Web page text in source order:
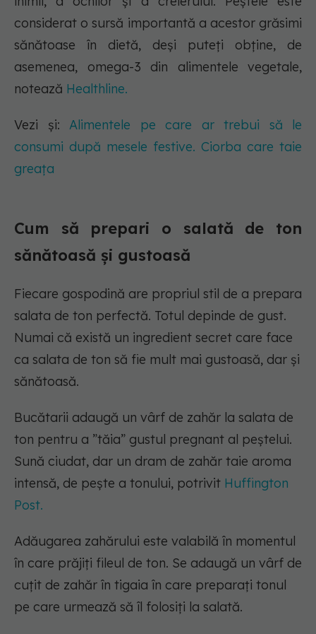
considerat o sursă importantă a acestor grăsimi
sănătoase în dietă, deși puteți obține, de
asemenea, omega-3 din alimentele vegetale,
notează Healthline.
Vezi și: Alimentele pe care ar trebui să le
consumi după mesele festive. Ciorba care taie
greața
Cum să prepari o salată de ton
sănătoasă și gustoasă
Fiecare gospodină are propriul stil de a prepara
salata de ton perfectă. Totul depinde de gust.
Numai că există un ingredient secret care face
ca salata de ton să fie mult mai gustoasă, dar și
sănătoasă.
Bucătarii adaugă un vârf de zahăr la salata de
ton pentru a ”tăia” gustul pregnant al peștelui.
Sună ciudat, dar un dram de zahăr taie aroma
intensă, de pește a tonului, potrivit Huffington
Post.
Adăugarea zahărului este valabilă în momentul
în care prăjiți fileul de ton. Se adaugă un vârf de
cuțit de zahăr în tigaia în care preparați tonul
pe care urmează să îl folosiți la salată.